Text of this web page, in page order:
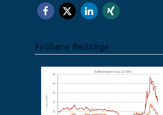
Frühere Beiträge